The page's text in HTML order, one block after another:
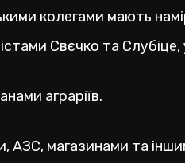
колегами мають
Свєчко та
аграріїв.
АЗС, магазинами та